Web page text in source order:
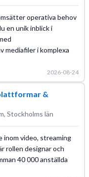
operativa behov
en unik inblick i
mediafiler i komplexa
2026-08-24
&
Stockholms län
video, streaming
rollen designar och
40 000 anställda